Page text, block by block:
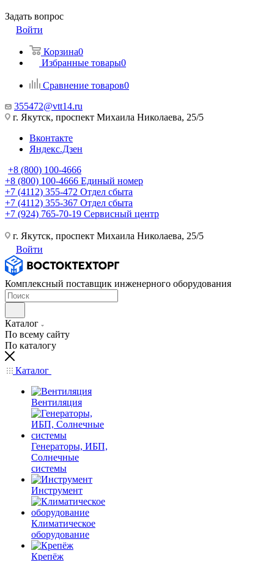
Задать вопрос
Войти
Корзина0
Избранные товары0
Сравнение товаров0
355472@vtt14.ru
г. Якутск, проспект Михаила Николаева, 25/5
Вконтакте
Яндекс.Дзен
+8 (800) 100-4666
+8 (800) 100-4666 Единый номер
+7 (4112) 355-472 Отдел сбыта
+7 (4112) 355-367 Отдел сбыта
+7 (924) 765-70-19 Сервисный центр
г. Якутск, проспект Михаила Николаева, 25/5
Войти
Комплексный поставщик инженерного оборудования
Каталог
По всему сайту
По каталогу
Каталог
Вентиляция
Генераторы, ИБП,
Солнечные
системы
Инструмент
Климатическое
оборудование
Крепёж